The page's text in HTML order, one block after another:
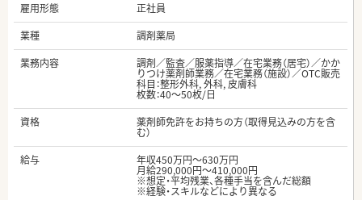
雇用形態
正社員
業種
調剤薬局
業務内容
調剤／監査／服薬指導／在宅業務（居宅）／かか
りつけ薬剤師業務／在宅業務（施設）／OTC販売
科目：整形外科, 外科, 皮膚科
枚数：40～50枚/日
資格
薬剤師免許をお持ちの方（取得見込みの方を含
む）
給与
年収450万円～630万円
月給290,000円～410,000円
※想定・平均残業、各種手当を含んだ総額
※経験・スキルなどにより異なる